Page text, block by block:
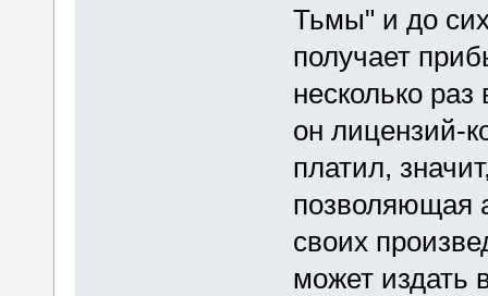
Тьмы" и до
получает
несколько
он лицензий-
платил,
позволяющая
своих
может издать